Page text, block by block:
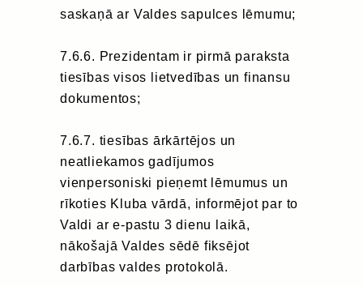
saskaņā ar Valdes sapulces lēmumu;
7.6.6. Prezidentam ir pirmā paraksta
tiesības visos lietvedības un finansu
dokumentos;
7.6.7. tiesības ārkārtējos un
neatliekamos gadījumos
vienpersoniski pieņemt lēmumus un
rīkoties Kluba vārdā, informējot par to
Valdi ar e-pastu 3 dienu laikā,
nākošajā Valdes sēdē fiksējot
darbības valdes protokolā.